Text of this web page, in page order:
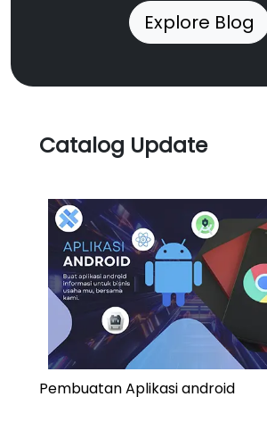
Explore Blog
Catalog Update
Pembuatan Aplikasi android